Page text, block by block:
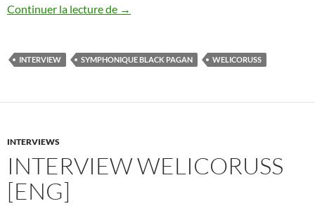
Continuer la lecture de Interview Welicoruss [FR]
→
INTERVIEW SYMPHONIQUE BLACK PAGAN WELICORUSS
INTERVIEWS
INTERVIEW WELICORUSS
[ENG]